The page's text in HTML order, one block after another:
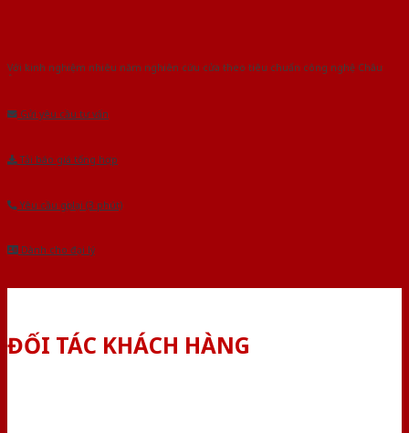
Với kinh nghiệm nhiêu năm nghiên cứu cửa theo tiêu chuẩn công nghệ Châu
Gửi yêu cầu tư vấn
Tải báo giá tổng hợp
Yêu cầu gọi lại (3 phút)
Dành cho đại lý
ĐỐI TÁC KHÁCH HÀNG